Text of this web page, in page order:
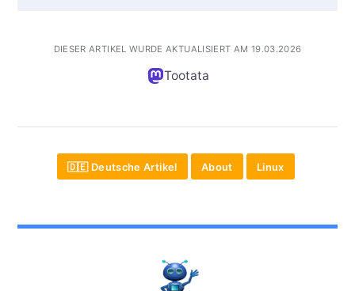
DIESER ARTIKEL WURDE AKTUALISIERT AM 19.03.2026
Tootata
🇩🇪 Deutsche Artikel About Linux